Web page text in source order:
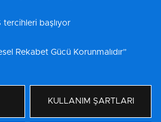
tercihleri başlıyor
Rekabet Gücü Korunmalıdır”
KULLANIM ŞARTLARI